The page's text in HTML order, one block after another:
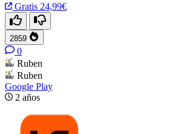
Gratis 24,99€
2859
0
Ruben
Ruben
Google Play
2 años